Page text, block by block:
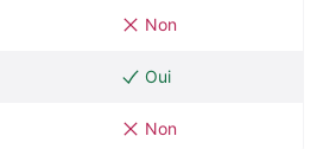
Non
Oui
Non